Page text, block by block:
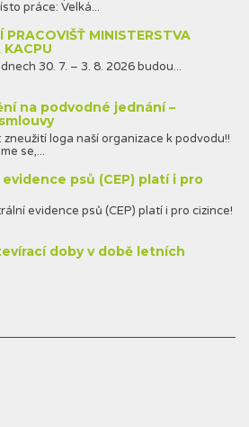
práce: Velká...
PRACOVIŠŤ MINISTERSTVA
KACPU
30. 7. – 3. 8. 2026 budou...
na podvodné jednání –
zneužití loga naší organizace k podvodu!!
se,...
psů (CEP) platí i pro
evidence psů (CEP) platí i pro cizince!
doby v době letních